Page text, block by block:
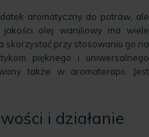
aromatyczny do potraw, ale
olej waniliowy ma wiele
skorzystać przy stosowaniu go na
pięknego i uniwersalnego
także w aromaterapii. Jest
i działanie